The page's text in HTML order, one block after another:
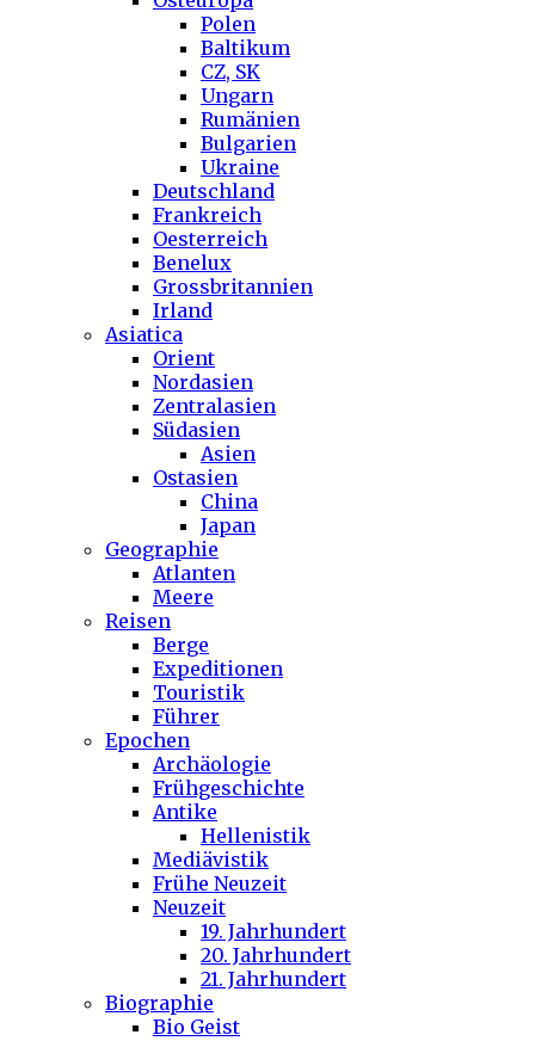
Polen
Baltikum
CZ, SK
Ungarn
Rumänien
Bulgarien
Ukraine
Deutschland
Frankreich
Oesterreich
Benelux
Grossbritannien
Irland
Asiatica
Orient
Nordasien
Zentralasien
Südasien
Asien
Ostasien
China
Japan
Geographie
Atlanten
Meere
Reisen
Berge
Expeditionen
Touristik
Führer
Epochen
Archäologie
Frühgeschichte
Antike
Hellenistik
Mediävistik
Frühe Neuzeit
Neuzeit
19. Jahrhundert
20. Jahrhundert
21. Jahrhundert
Biographie
Bio Geist